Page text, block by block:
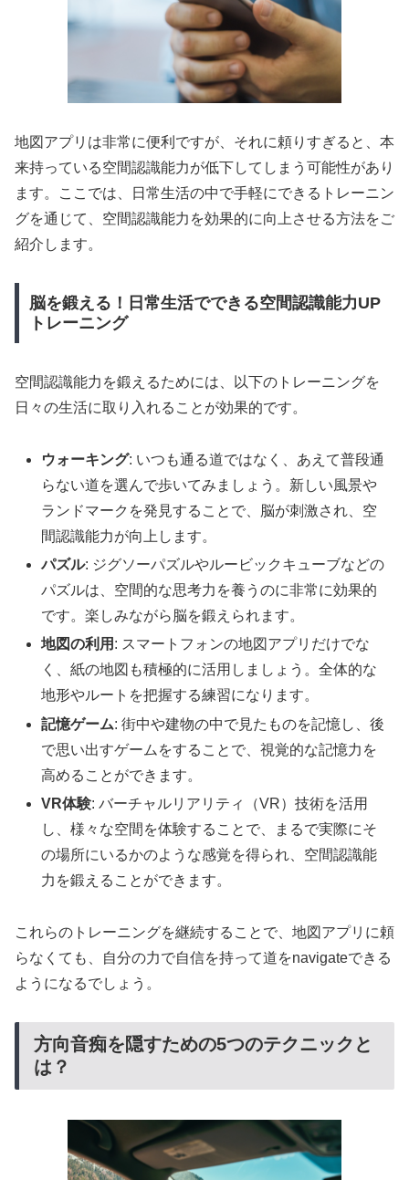
地図アプリは非常に便利ですが、それに頼りすぎると、本
来持っている空間認識能力が低下してしまう可能性があり
ます。ここでは、日常生活の中で手軽にできるトレーニン
グを通じて、空間認識能力を効果的に向上させる方法をご
紹介します。
脳を鍛える！日常生活でできる空間認識能力UP
トレーニング
空間認識能力を鍛えるためには、以下のトレーニングを
日々の生活に取り入れることが効果的です。
ウォーキング: いつも通る道ではなく、あえて普段通
らない道を選んで歩いてみましょう。新しい風景や
ランドマークを発見することで、脳が刺激され、空
間認識能力が向上します。
パズル: ジグソーパズルやルービックキューブなどの
パズルは、空間的な思考力を養うのに非常に効果的
です。楽しみながら脳を鍛えられます。
地図の利用 : スマートフォンの地図アプリだけでな
く、紙の地図も積極的に活用しましょう。全体的な
地形やルートを把握する練習になります。
記憶ゲーム: 街中や建物の中で見たものを記憶し、後
で思い出すゲームをすることで、視覚的な記憶力を
高めることができます。
VR体験: バーチャルリアリティ（VR）技術を活用
し、様々な空間を体験することで、まるで実際にそ
の場所にいるかのような感覚を得られ、空間認識能
力を鍛えることができます。
これらのトレーニングを継続することで、地図アプリに頼
らなくても、自分の力で自信を持って道をnavigateできる
ようになるでしょう。
方向音痴を隠すための5つのテクニックと
は？